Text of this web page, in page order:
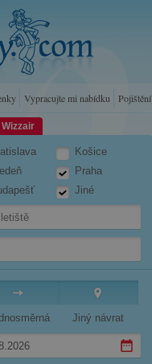
Vypracujte mi nabídku Pojištění
Wizzair
Košice
Praha
Jiné
Jiný návrat